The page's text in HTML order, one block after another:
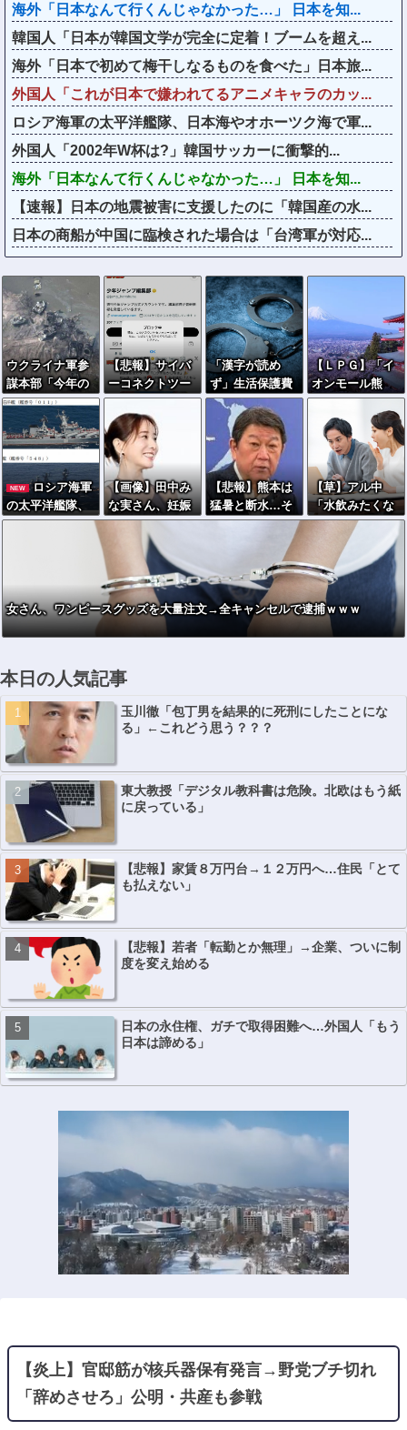
海外「日本なんて行くんじゃなかった…」 日本を知...
韓国人「日本が韓国文学が完全に定着！ブームを超え...
海外「日本で初めて梅干しなるものを食べた」日本旅...
外国人「これが日本で嫌われてるアニメキャラのカッ...
ロシア海軍の太平洋艦隊、日本海やオホーツク海で軍...
外国人「2002年W杯は?」韓国サッカーに衝撃的...
海外「日本なんて行くんじゃなかった…」 日本を知...
【速報】日本の地震被害に支援したのに「韓国産の水...
日本の商船が中国に臨検された場合は「台湾軍が対応...
ウクライナ軍参
謀本部「今年の
ロシア軍死傷者2
4万人…新規兵力
の募集規模を上
回る」！
【悲報】サイバ
ーコネクトツー
の松山氏、JUM
P公式にブロッ
クされるｗｗｗ
ｗｗｗｗｗｗｗ
ｗ
「漢字が読め
ず」生活保護費
を不正受給容
疑…フィリピン
国籍の女を逮捕
【ＬＰＧ】「イ
オンモール熊
本」爆発の原因
は漏れた液化石
油ガスか…経産
省、全国の大規
模施設でガス供
給設備の点検要
請
NEW
ロシア海軍
の太平洋艦隊、
日本海やオホー
日本を威嚇か！
【画像】田中み
な実さん、妊娠
中とは思えない
ヒール姿で登場
してしまう
【悲報】熊本は
猛暑と断水…そ
の頃、茂木外相
は中南米でニッ
コリ動画公開
【草】アル中
「水飲みたくな
い！」 グラス
「はい転倒」
女さん、ワンピースグッズを大量注文→全キャンセルで逮捕ｗｗｗ
本日の人気記事
玉川徹「包丁男を結果的に死刑にしたことにな
る」←これどう思う？？？
東大教授「デジタル教科書は危険。北欧はもう紙
に戻っている」
【悲報】家賃８万円台→１２万円へ…住民「とて
も払えない」
【悲報】若者「転勤とか無理」→企業、ついに制
度を変え始める
日本の永住権、ガチで取得困難へ…外国人「もう
日本は諦める」
【炎上】官邸筋が核兵器保有発言→野党ブチ切れ
「辞めさせろ」公明・共産も参戦